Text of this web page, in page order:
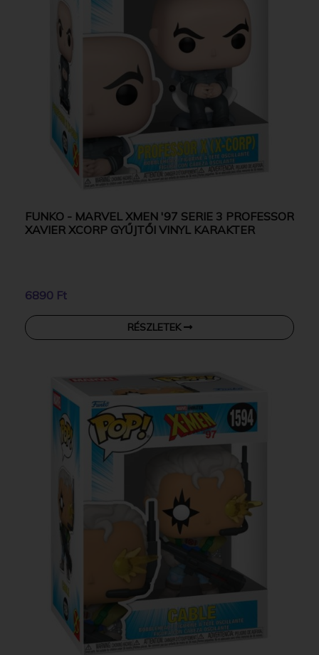
FUNKO - MARVEL XMEN '97 SERIE 3 PROFESSOR
XAVIER XCORP GYŰJTŐI VINYL KARAKTER
6890 Ft
RÉSZLETEK